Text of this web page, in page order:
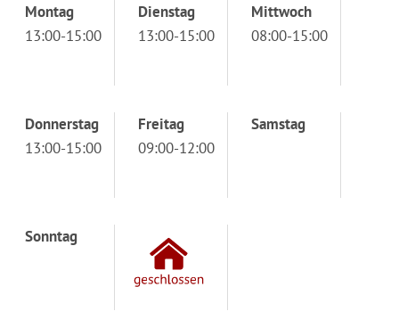
Montag
13:00-15:00
Dienstag
13:00-15:00
Mittwoch
08:00-15:00
Donnerstag
13:00-15:00
Freitag
09:00-12:00
Samstag
Sonntag